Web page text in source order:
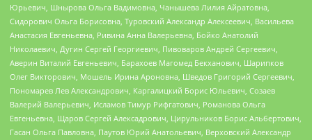
Юрьевич, Шнырова Ольга Вадимовна, Чанышева Лилия Айратовна,
Сидорович Ольга Борисовна, Туровский Александр Алексеевич, Васильева
Анастасия Евгеньевна, Ривина Анна Валерьевна, Бойко Анатолий
Николаевич, Дугин Сергей Георгиевич, Пивоваров Андрей Сергеевич,
Аверин Виталий Евгеньевич, Барахоев Магомед Бекханович, Шарипков
Олег Викторович, Мошель Ирина Ароновна, Шведов Григорий Сергеевич,
Пономарев Лев Александрович, Каргалицкий Борис Юльевич, Созаев
Валерий Валерьевич, Исламов Тимур Рифгатович, Романова Ольга
Евгеньевна, Щаров Сергей Алексадрович, Цирульников Борис Альбертович,
Гасан Ольга Павловна, Паутов Юрий Анатольевич, Верховский Александр